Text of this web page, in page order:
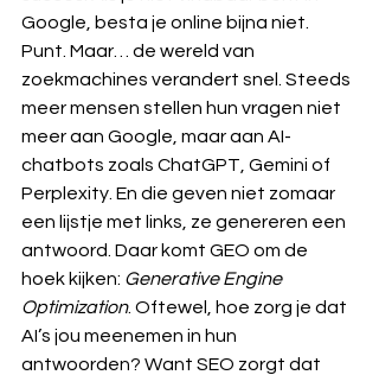
Google, besta je online bijna niet.
Punt. Maar… de wereld van
zoekmachines verandert snel. Steeds
meer mensen stellen hun vragen niet
meer aan Google, maar aan AI-
chatbots zoals ChatGPT, Gemini of
Perplexity. En die geven niet zomaar
een lijstje met links, ze genereren een
antwoord. Daar komt GEO om de
hoek kijken: Generative Engine
Optimization. Oftewel, hoe zorg je dat
AI’s jou meenemen in hun
antwoorden? Want SEO zorgt dat